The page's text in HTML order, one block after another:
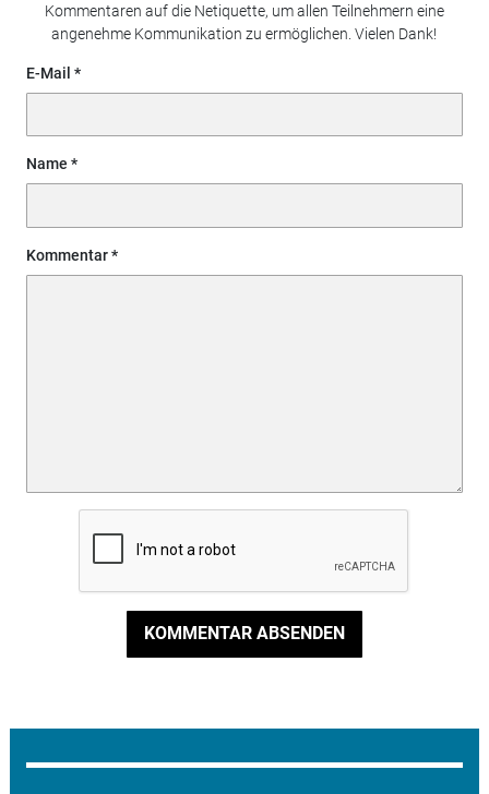
Kommentaren auf die Netiquette, um allen Teilnehmern eine
angenehme Kommunikation zu ermöglichen. Vielen Dank!
E-Mail
Name
Kommentar
KOMMENTAR ABSENDEN